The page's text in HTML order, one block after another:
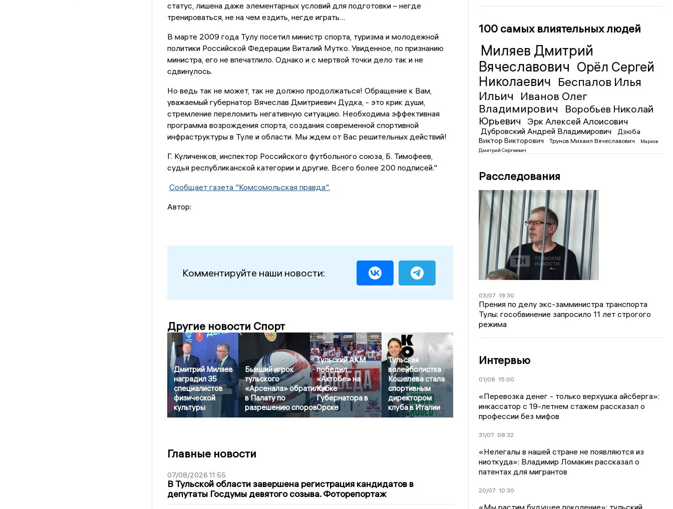
статус, лишена даже элементарных условий для подготовки – негде
тренироваться, не на чем ездить, негде играть…
В марте 2009 года Тулу посетил министр спорта, туризма и молодежной
политики Российской Федерации Виталий Мутко. Увиденное, по признанию
министра, его не впечатлило. Однако и с мертвой точки дело так и не
сдвинулось.
Но ведь так не может, так не должно продолжаться! Обращение к Вам,
уважаемый губернатор Вячеслав Дмитриевич Дудка, - это крик души,
стремление переломить негативную ситуацию. Необходима эффективная
программа возрождения спорта, создания современной спортивной
инфраструктуры в Туле и области. Мы ждем от Вас решительных действий!
Г. Куличенков, инспектор Российского футбольного союза, Б. Тимофеев,
судья республиканской категории и другие. Всего более 200 подписей."
Сообщает газета "Комсомольская правда".
Автор:
Комментируйте наши новости:
Другие новости Спорт
Дмитрий Миляев
наградил 35
специалистов
физической
культуры
Бывший игрок
тульского
«Арсенала» обратился
в Палату по
разрешению споров
Тульский АКМ
победил
«Актобе» на
Кубке
Губернатора в
Орске
Тульская
волейболистка
Кошелева стала
спортивным
директором
клуба в Италии
Главные новости
07/08/2026 11:55
В Тульской области завершена регистрация кандидатов в
депутаты Госдумы девятого созыва. Фоторепортаж
100 самых влиятельных людей
Миляев Дмитрий
Вячеславович Орёл Сергей
Николаевич Беспалов Илья
Ильич
Иванов Олег
Владимирович
Воробьев Николай
Юрьевич
Эрк Алексей Алоисович
Дубровский Андрей Владимирович
Дзюба
Виктор Викторович
Трунов Михаил Вячеславович
Марков
Дмитрий Сергеевич
Расследования
03/07 19:30
Прения по делу экс-замминистра транспорта
Тулы: гособвинение запросило 11 лет строгого
режима
Интервью
01/08 15:00
«Перевозка денег - только верхушка айсберга»:
инкассатор с 19-летнем стажем рассказал о
профессии без мифов
31/07 08:32
«Нелегалы в нашей стране не появляются из
ниоткуда»: Владимир Ломакин рассказал о
патентах для мигрантов
20/07 10:30
«Мы растим будущее поколение»: тульский